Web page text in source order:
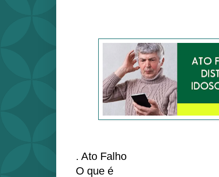
. Ato Falho
O que é